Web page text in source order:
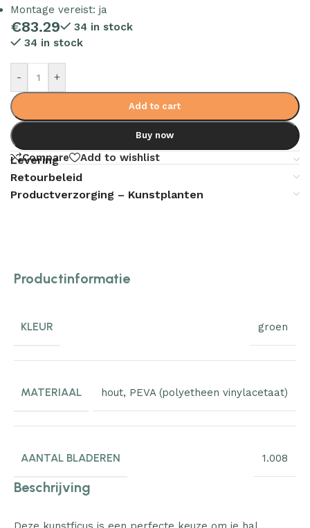
Montage vereist: ja
€83.29
34 in stock
34 in stock
- +
Add to cart
Buy now
Compare Add to wishlist
Levering
Retourbeleid
Productverzorging – Kunstplanten
Productinformatie
KLEUR groen
MATERIAAL hout, PEVA (polyetheen vinylacetaat)
AANTAL BLADEREN 1.008
Beschrijving